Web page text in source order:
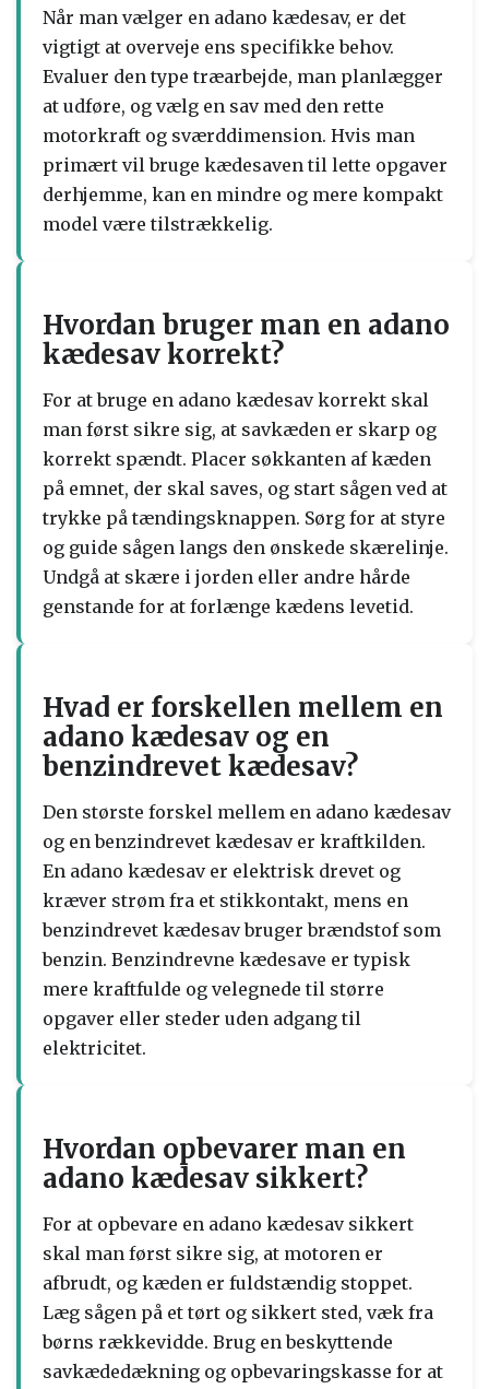
Når man vælger en adano kædesav, er det
vigtigt at overveje ens specifikke behov.
Evaluer den type træarbejde, man planlægger
at udføre, og vælg en sav med den rette
motorkraft og sværddimension. Hvis man
primært vil bruge kædesaven til lette opgaver
derhjemme, kan en mindre og mere kompakt
model være tilstrækkelig.
Hvordan bruger man en adano
kædesav korrekt?
For at bruge en adano kædesav korrekt skal
man først sikre sig, at savkæden er skarp og
korrekt spændt. Placer søkkanten af kæden
på emnet, der skal saves, og start sågen ved at
trykke på tændingsknappen. Sørg for at styre
og guide sågen langs den ønskede skærelinje.
Undgå at skære i jorden eller andre hårde
genstande for at forlænge kædens levetid.
Hvad er forskellen mellem en
adano kædesav og en
benzindrevet kædesav?
Den største forskel mellem en adano kædesav
og en benzindrevet kædesav er kraftkilden.
En adano kædesav er elektrisk drevet og
kræver strøm fra et stikkontakt, mens en
benzindrevet kædesav bruger brændstof som
benzin. Benzindrevne kædesave er typisk
mere kraftfulde og velegnede til større
opgaver eller steder uden adgang til
elektricitet.
Hvordan opbevarer man en
adano kædesav sikkert?
For at opbevare en adano kædesav sikkert
skal man først sikre sig, at motoren er
afbrudt, og kæden er fuldstændig stoppet.
Læg sågen på et tørt og sikkert sted, væk fra
børns rækkevidde. Brug en beskyttende
savkædedækning og opbevaringskasse for at